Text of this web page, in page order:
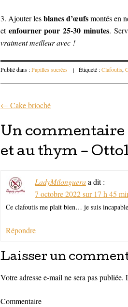
3. Ajouter lesblancs d’œufsmontés en
et enfourner pour 25-30 minutes.
vraiment meilleur avec !
Publié dans :Papilles sucrées | Étiqueté :Clafoutis,
Parcourir les
← Cake brioché
Un commentaire
et au thym –
LadyMilongueraa dit :
7 octobre 2022 sur 17 h 45
Ce clafoutis me plait bien… je suis
Répondre
Laisser un
Votre adresse e-mail ne sera pas publiée.
Commentaire